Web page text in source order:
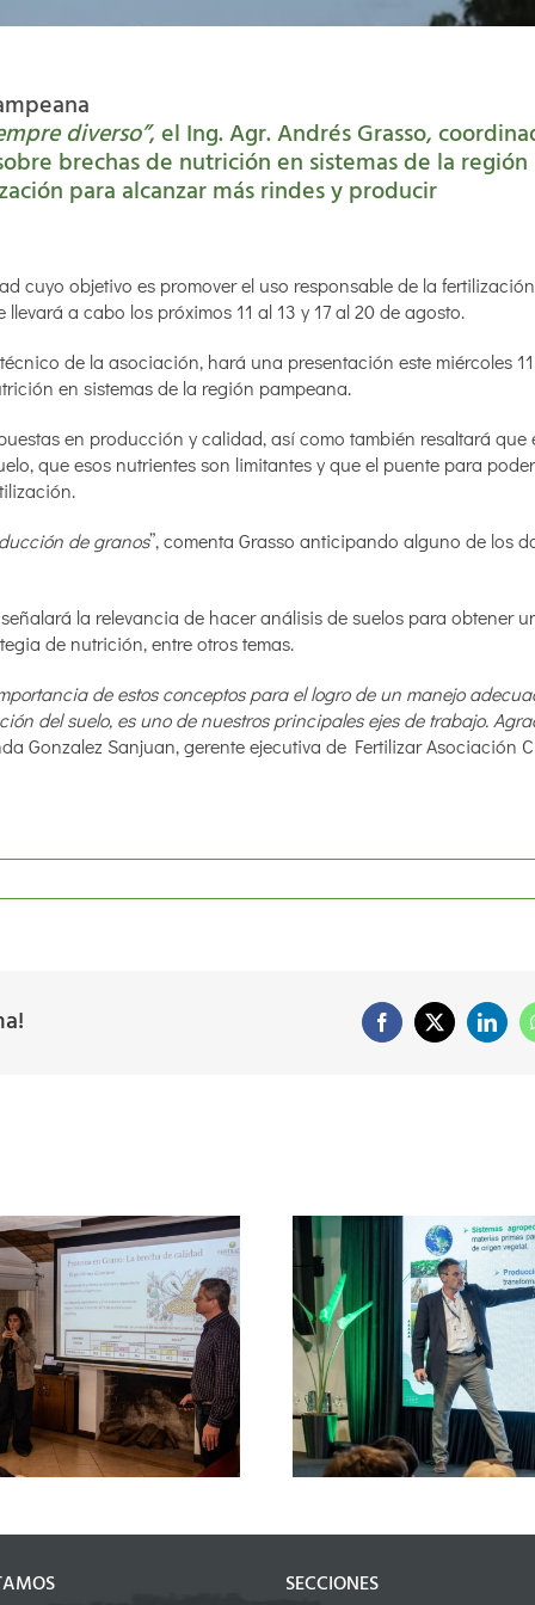
diverso”, el Ing. Agr. Andrés Grasso,
brechas de nutrición en sistemas de la región
para alcanzar más rindes y producir
cuyo objetivo es promover el uso responsable de la
a cabo los próximos 11 al 13 y 17 al 20 de agosto.
de la asociación, hará una presentación este miércoles
en sistemas de la región pampeana.
en producción y calidad, así como también resaltará que
que esos nutrientes son limitantes y que el puente para
de granos”, comenta Grasso anticipando alguno de los
la relevancia de hacer análisis de suelos para obtener
de nutrición, entre otros temas.
de estos conceptos para el logro de un manejo
del suelo, es uno de nuestros principales ejes de trabajo.
Gonzalez Sanjuan, gerente ejecutiva de Fertilizar Asociación
Facebook
X
“No hay que hacer
producir solo el cultivo,
que hacer producir el
agua”
FERTILIZAR
en el
2026 con
del suelo y
SECCIONES